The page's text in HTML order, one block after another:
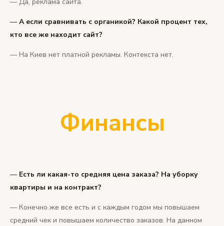
— Да, реклама сайта.
— А если сравнивать с органикой? Какой процент тех,
кто все же находит сайт?
— На Киев нет платной рекламы. Контекста нет.
Финансы
— Есть ли какая-то средняя цена заказа? На уборку
квартиры и на контракт?
— Конечно же все есть и с каждым годом мы повышаем
средний чек и повышаем количество заказов. На данном